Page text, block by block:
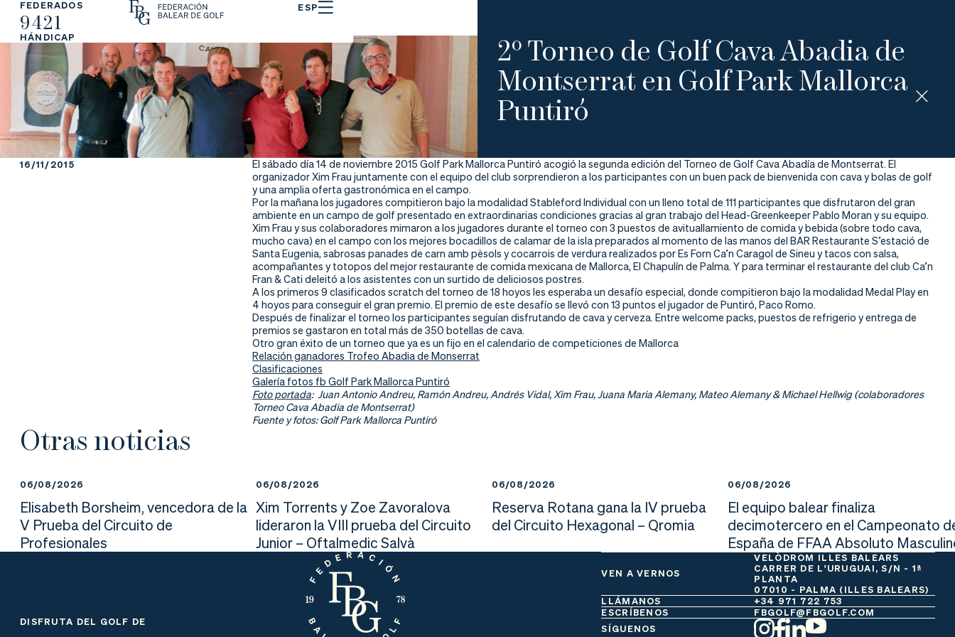
FEDERADOS
9421
HÁNDICAP
ESP
La
Fe
de
ra
ci
Fe
de
ra
rs
e
Ju
ga
r
2º Torneo de Golf Cava Abadia de
Montserrat en Golf Park Mallorca
Puntiró
16/11/2015
El sábado día 14 de noviembre 2015 Golf Park Mallorca Puntiró acogió la segunda edición del Torneo de Golf Cava Abadía de Montserrat. El
organizador Xim Frau juntamente con el equipo del club sorprendieron a los participantes con un buen pack de bienvenida con cava y bolas de golf
y una amplia oferta gastronómica en el campo.
Por la mañana los jugadores compitieron bajo la modalidad Stableford Individual con un lleno total de 111 participantes que disfrutaron del gran
ambiente en un campo de golf presentado en extraordinarias condiciones gracias al gran trabajo del Head-Greenkeeper Pablo Moran y su equipo.
Xim Frau y sus colaboradores mimaron a los jugadores durante el torneo con 3 puestos de avituallamiento de comida y bebida (sobre todo cava,
mucho cava) en el campo con los mejores bocadillos de calamar de la isla preparados al momento de las manos del BAR Restaurante S’estació de
Santa Eugenia, sabrosas panades de carn amb pèsols y cocarrois de verdura realizados por Es Forn Ca’n Caragol de Sineu y tacos con salsa,
acompañantes y totopos del mejor restaurante de comida mexicana de Mallorca, El Chapulín de Palma. Y para terminar el restaurante del club Ca’n
Fran & Cati deleitó a los asistentes con un surtido de deliciosos postres.
A los primeros 9 clasificados scratch del torneo de 18 hoyos les esperaba un desafío especial, donde compitieron bajo la modalidad Medal Play en
4 hoyos para conseguir el gran premio. El premio de este desafío se llevó con 13 puntos el jugador de Puntiró, Paco Romo.
Después de finalizar el torneo los participantes seguían disfrutando de cava y cerveza. Entre welcome packs, puestos de refrigerio y entrega de
premios se gastaron en total más de 350 botellas de cava.
Otro gran éxito de un torneo que ya es un fijo en el calendario de competiciones de Mallorca
Relación ganadores Trofeo Abadia de Monserrat
Clasificaciones
Galería fotos fb Golf Park Mallorca Puntiró
Foto portada: Juan Antonio Andreu, Ramón Andreu, Andrés Vidal, Xim Frau, Juana Maria Alemany, Mateo Alemany & Michael Hellwig (colaboradores
Torneo Cava Abadia de Montserrat)
Fuente y fotos: Golf Park Mallorca Puntiró
Otras noticias
06/08/2026
Elisabeth Borsheim, vencedora de la
V Prueba del Circuito de
Profesionales
06/08/2026
Xim Torrents y Zoe Zavoralova
lideraron la VIII prueba del Circuito
Junior – Oftalmedic Salvà
06/08/2026
Reserva Rotana gana la IV prueba
del Circuito Hexagonal – Qromia
06/08/2026
El equipo balear finaliza
decimotercero en el Campeonato
España de FFAA Absoluto
DISFRUTA DEL GOLF DE
VEN A VERNOS
VELÒDROM ILLES BALEARS
CARRER DE L'URUGUAI, S/N - 1ª
PLANTA
07010 - PALMA (ILLES BALEARS)
LLÁMANOS
+34 971 722 753
ESCRÍBENOS
FBGOLF@FBGOLF.COM
SÍGUENOS